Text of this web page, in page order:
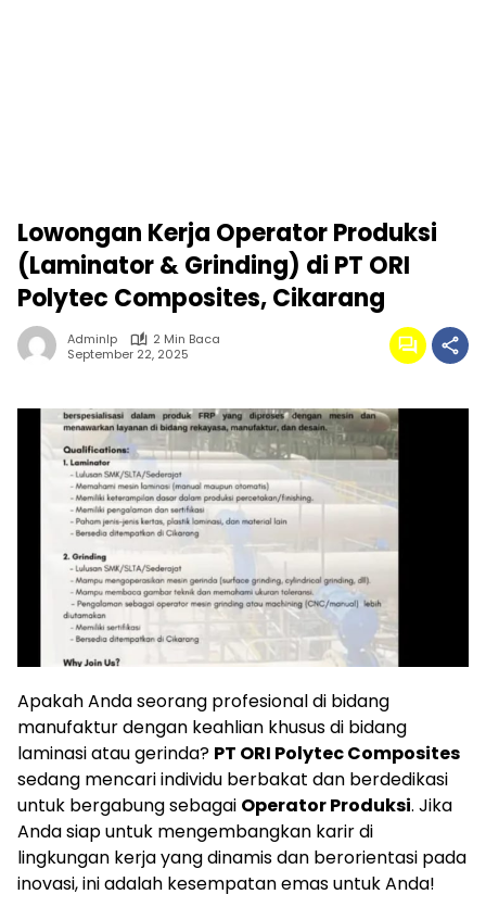
Lowongan Kerja Operator Produksi
(Laminator & Grinding) di PT ORI
Polytec Composites, Cikarang
Adminlp
2 Min Baca
September 22, 2025
Apakah Anda seorang profesional di bidang
manufaktur dengan keahlian khusus di bidang
laminasi atau gerinda? PT ORI Polytec Composites
sedang mencari individu berbakat dan berdedikasi
untuk bergabung sebagai Operator Produksi. Jika
Anda siap untuk mengembangkan karir di
lingkungan kerja yang dinamis dan berorientasi pada
inovasi, ini adalah kesempatan emas untuk Anda!